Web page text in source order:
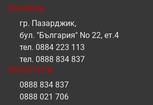
РЕКЛАМА
гр. Пазарджик,
бул. "България" No 22, ет.4
тел. 0884 223 113
тел. 0888 834 837
РЕПОРТЕРИ
0888 834 837
0888 021 706